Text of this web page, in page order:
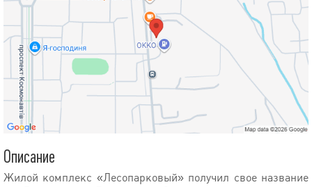
Описание
Жилой комплекс «Лесопарковый» получил свое название